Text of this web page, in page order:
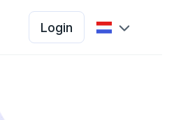
Login